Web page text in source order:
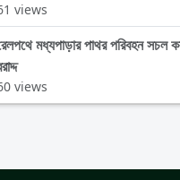
views
মধ্যপাড়ার পাথর পরিবহন সচল
views